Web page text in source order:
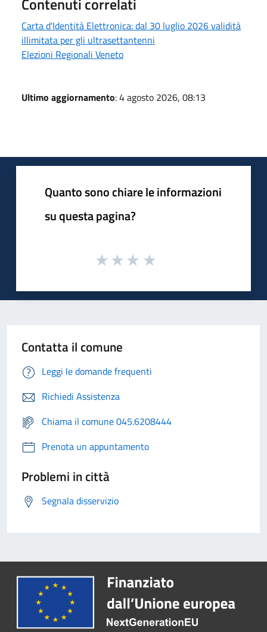
Carta d'Identità Elettronica: dal 30 luglio 2026 validità
illimitata per gli ultrasettantenni
Elezioni Regionali Veneto
Ultimo aggiornamento: 4 agosto 2026, 08:13
Quanto sono chiare le informazioni
su questa pagina?
Contatta il comune
Leggi le domande frequenti
Richiedi Assistenza
Chiama il comune 045.6208444
Prenota un appuntamento
Problemi in città
Segnala disservizio